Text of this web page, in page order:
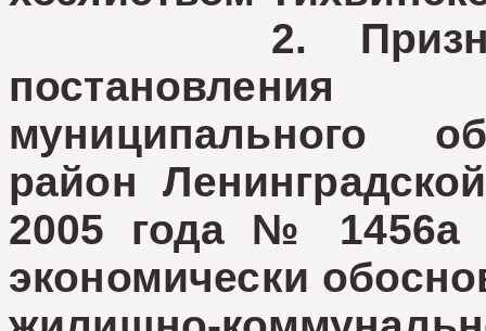
2. Признать
постановления
муниципального
район
2005 года № 1456а
экономически